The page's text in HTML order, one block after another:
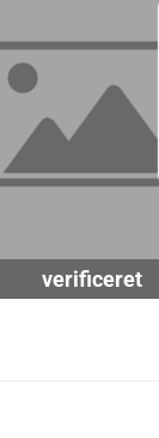
verificeret